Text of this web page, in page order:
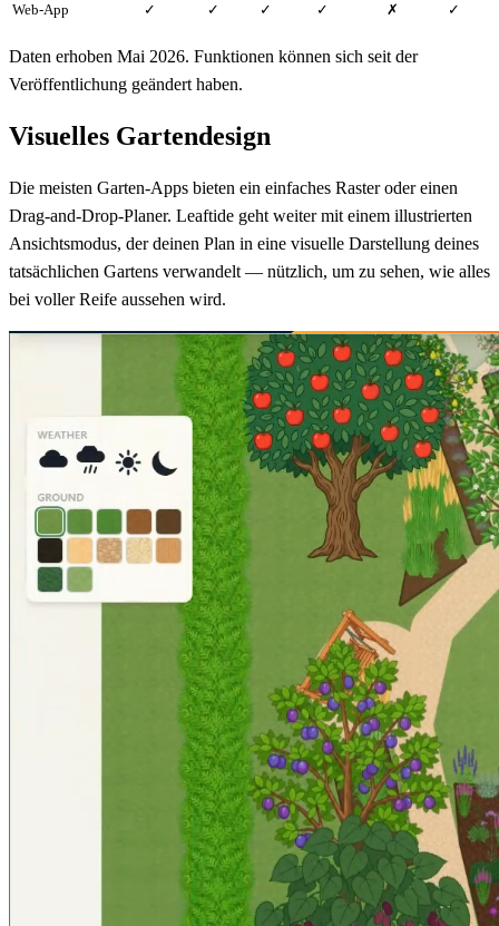
Web-App
✓ ✓ ✓ ✓ ✗ ✓
Daten erhoben Mai 2026. Funktionen können sich seit der
Veröffentlichung geändert haben.
Visuelles Gartendesign
Die meisten Garten-Apps bieten ein einfaches Raster oder einen
Drag-and-Drop-Planer. Leaftide geht weiter mit einem illustrierten
Ansichtsmodus, der deinen Plan in eine visuelle Darstellung deines
tatsächlichen Gartens verwandelt — nützlich, um zu sehen, wie alles
bei voller Reife aussehen wird.